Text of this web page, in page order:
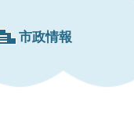
市政情報